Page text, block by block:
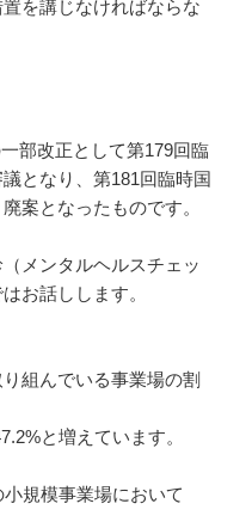
を講じなければならな
部改正として第179回臨
となり、第181回臨時国
案となったものです。
メンタルヘルスチェッ
お話しします。
組んでいる事業場の割
と増えています。
規模事業場において